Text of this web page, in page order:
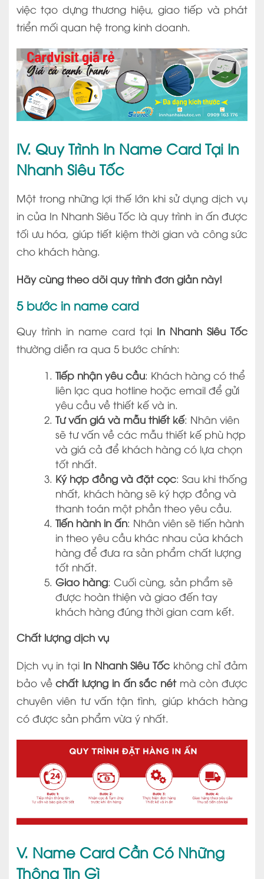
việc tạo dựng thương hiệu, giao tiếp và phát
triển mối quan hệ trong kinh doanh.
IV. Quy Trình In Name Card Tại In
Nhanh Siêu Tốc
Một trong những lợi thế lớn khi sử dụng dịch vụ
in của In Nhanh Siêu Tốc là quy trình in ấn được
tối ưu hóa, giúp tiết kiệm thời gian và công sức
cho khách hàng.
Hãy cùng theo dõi quy trình đơn giản này!
5 bước in name card
Quy trình in name card tại In Nhanh Siêu Tốc
thường diễn ra qua 5 bước chính:
Tiếp nhận yêu cầu: Khách hàng có thể
liên lạc qua hotline hoặc email để gửi
yêu cầu về thiết kế và in.
Tư vấn giá và mẫu thiết kế: Nhân viên
sẽ tư vấn về các mẫu thiết kế phù hợp
và giá cả để khách hàng có lựa chọn
tốt nhất.
Ký hợp đồng và đặt cọc: Sau khi thống
nhất, khách hàng sẽ ký hợp đồng và
thanh toán một phần theo yêu cầu.
Tiến hành in ấn: Nhân viên sẽ tiến hành
in theo yêu cầu khác nhau của khách
hàng để đưa ra sản phẩm chất lượng
tốt nhất.
Giao hàng: Cuối cùng, sản phẩm sẽ
được hoàn thiện và giao đến tay
khách hàng đúng thời gian cam kết.
Chất lượng dịch vụ
Dịch vụ in tại In Nhanh Siêu Tốckhông chỉ đảm
bảo vềchất lượng in ấn sắc nétmà còn được
chuyên viên tư vấn tận tình, giúp khách hàng
có được sản phẩm vừa ý nhất.
V. Name Card Cần Có Những
Thông Tin Gì